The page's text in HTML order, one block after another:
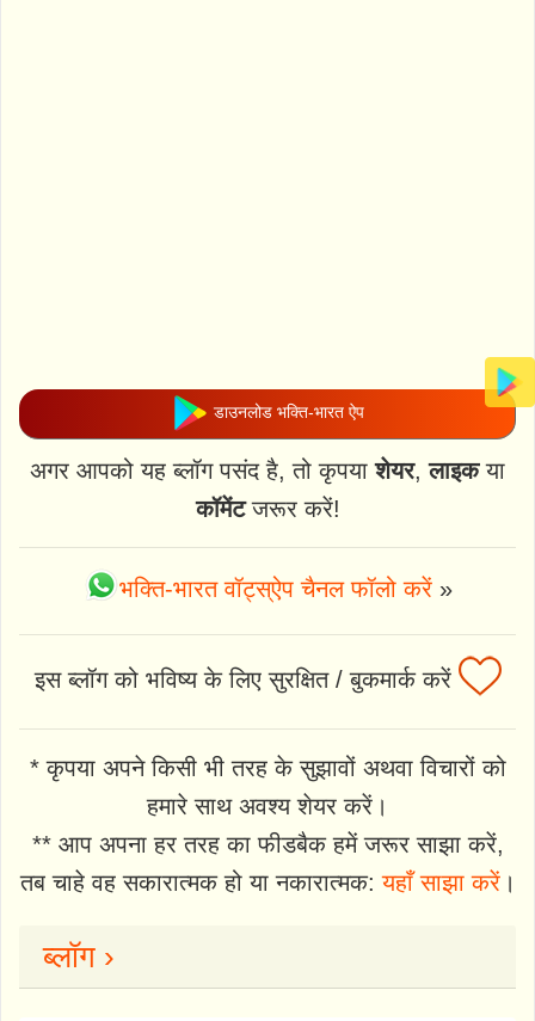
डाउनलोड भक्ति-भारत ऐप
अगर आपको यह ब्लॉग पसंद है, तो कृपयाशेयर,लाइकया
कॉमेंटजरूर करें!
भक्ति-भारत वॉट्स्ऐप चैनल फॉलो करें»
इस ब्लॉग को भविष्य के लिए सुरक्षित / बुकमार्क करें
* कृपया अपने किसी भी तरह के सुझावों अथवा विचारों को
हमारे साथ अवश्य शेयर करें।
** आप अपना हर तरह का फीडबैक हमें जरूर साझा करें,
तब चाहे वह सकारात्मक हो या नकारात्मक:यहाँ साझा करें।
ब्लॉग ›